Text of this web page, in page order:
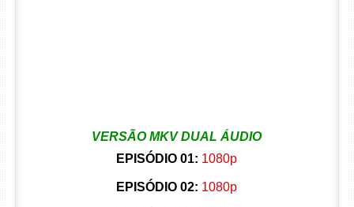
VERSÃO MKV DUAL ÁUDIO
EPISÓDIO 01: 1080p
EPISÓDIO 02: 1080p